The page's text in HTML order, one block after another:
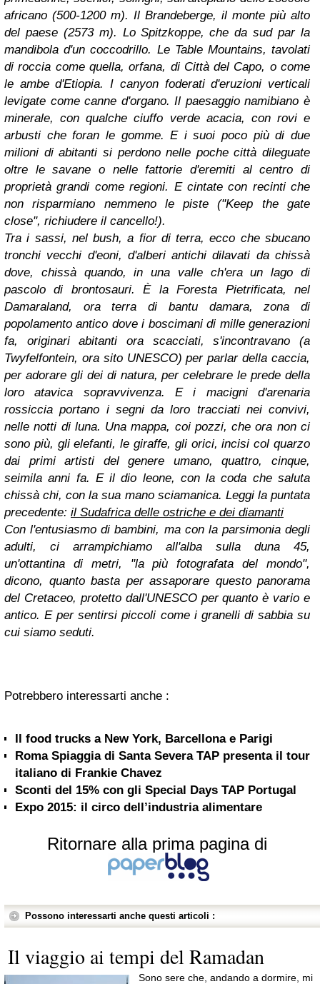
africano (500-1200 m). Il Brandeberge, il monte più alto
del paese (2573 m). Lo Spitzkoppe, che da sud par la
mandibola d'un coccodrillo. Le Table Mountains, tavolati
di roccia come quella, orfana, di Città del Capo, o come
le ambe d'Etiopia. I canyon foderati d'eruzioni verticali
levigate come canne d'organo. Il paesaggio namibiano è
minerale, con qualche ciuffo verde acacia, con rovi e
arbusti che foran le gomme. E i suoi poco più di due
milioni di abitanti si perdono nelle poche città dileguate
oltre le savane o nelle fattorie d'eremiti al centro di
proprietà grandi come regioni. E cintate con recinti che
non risparmiano nemmeno le piste ("Keep the gate
close", richiudere il cancello!).
Tra i sassi, nel bush, a fior di terra, ecco che sbucano
tronchi vecchi d'eoni, d'alberi antichi dilavati da chissà
dove, chissà quando, in una valle ch'era un lago di
pascolo di brontosauri. È la Foresta Pietrificata, nel
Damaraland, ora terra di bantu damara, zona di
popolamento antico dove i boscimani di mille generazioni
fa, originari abitanti ora scacciati, s'incontravano (a
Twyfelfontein, ora sito UNESCO) per parlar della caccia,
per adorare gli dei di natura, per celebrare le prede della
loro atavica sopravvivenza. E i macigni d'arenaria
rossiccia portano i segni da loro tracciati nei convivi,
nelle notti di luna. Una mappa, coi pozzi, che ora non ci
sono più, gli elefanti, le giraffe, gli orici, incisi col quarzo
dai primi artisti del genere umano, quattro, cinque,
seimila anni fa. E il dio leone, con la coda che saluta
chissà chi, con la sua mano sciamanica. Leggi la puntata
precedente: il Sudafrica delle ostriche e dei diamanti
Con l'entusiasmo di bambini, ma con la parsimonia degli
adulti, ci arrampichiamo all'alba sulla duna 45,
un'ottantina di metri, "la più fotografata del mondo",
dicono, quanto basta per assaporare questo panorama
del Cretaceo, protetto dall'UNESCO per quanto è vario e
antico. E per sentirsi piccoli come i granelli di sabbia su
cui siamo seduti.
Potrebbero interessarti anche :
Il food trucks a New York, Barcellona e Parigi
Roma Spiaggia di Santa Severa TAP presenta il tour
italiano di Frankie Chavez
Sconti del 15% con gli Special Days TAP Portugal
Expo 2015: il circo dell’industria alimentare
Ritornare alla prima pagina di
Possono interessarti anche questi articoli :
Il viaggio ai tempi del Ramadan
Sono sere che, andando a dormire, mi